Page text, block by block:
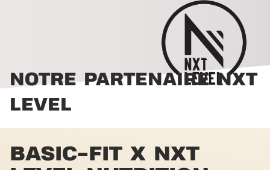
NOTRE PARTENAIRENXT
LEVEL
BASIC-FIT X NXT